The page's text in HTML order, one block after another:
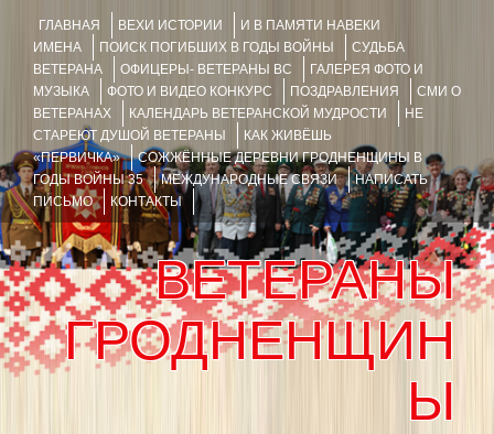
ГЛАВНАЯ ВЕХИ ИСТОРИИ
И В ПАМЯТИ НАВЕКИ
ИМЕНА
ПОИСК ПОГИБШИХ В ГОДЫ ВОЙНЫ
СУДЬБА
ВЕТЕРАНА
ОФИЦЕРЫ- ВЕТЕРАНЫ ВС
ГАЛЕРЕЯ ФОТО И
МУЗЫКА
ФОТО И ВИДЕО КОНКУРС ПОЗДРАВЛЕНИЯ
СМИ О
ВЕТЕРАНАХ
КАЛЕНДАРЬ ВЕТЕРАНСКОЙ МУДРОСТИ
НЕ
СТАРЕЮТ ДУШОЙ ВЕТЕРАНЫ
КАК ЖИВЁШЬ
«ПЕРВИЧКА»
СОЖЖЁННЫЕ ДЕРЕВНИ ГРОДНЕНЩИНЫ В
ГОДЫ ВОЙНЫ 35
МЕЖДУНАРОДНЫЕ СВЯЗИ
НАПИСАТЬ
ПИСЬМО
КОНТАКТЫ
ВЕТЕРАНЫ
ГРОДНЕНЩИН
Ы